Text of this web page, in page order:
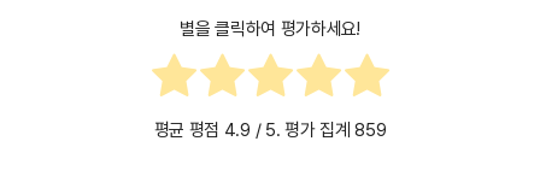
별을 클릭하여 평가하세요!
평균 평점 4.9 / 5. 평가 집계859